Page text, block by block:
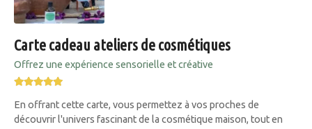
Carte cadeau ateliers de cosmétiques
Offrez une expérience sensorielle et créative
En offrant cette carte, vous permettez à vos proches de
découvrir l'univers fascinant de la cosmétique maison, tout en